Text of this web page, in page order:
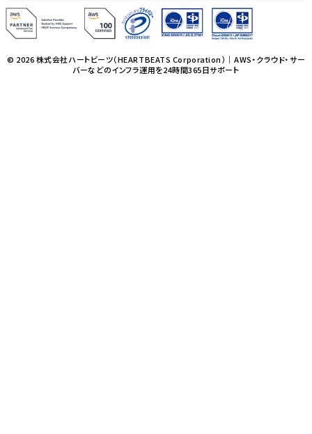
© 2026 株式会社ハートビーツ（HEARTBEATS Corporation）｜AWS・クラウド・サー
バーなどのインフラ運用を24時間365日サポート